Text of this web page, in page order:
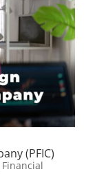
(PFIC)
Financial